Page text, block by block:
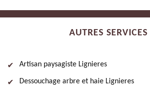
AUTRES SERVICES
Artisan paysagiste Lignieres
Dessouchage arbre et haie Lignieres